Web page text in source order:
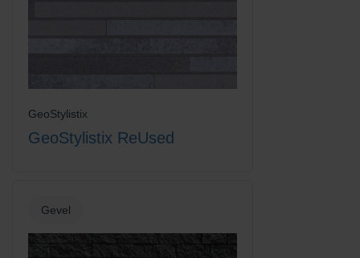
GeoStylistix
GeoStylistix ReUsed
Gevel